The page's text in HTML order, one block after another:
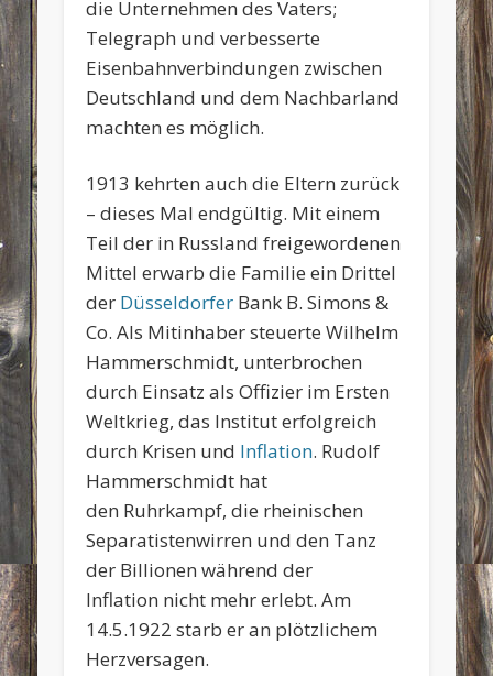
die Unternehmen des Vaters;
Telegraph und verbesserte
Eisenbahnverbindungen zwischen
Deutschland und dem Nachbarland
machten es möglich.
1913 kehrten auch die Eltern zurück
– dieses Mal endgültig. Mit einem
Teil der in Russland freigewordenen
Mittel erwarb die Familie ein Drittel
der Düsseldorfer Bank B. Simons &
Co. Als Mitinhaber steuerte Wilhelm
Hammerschmidt, unterbrochen
durch Einsatz als Offizier im Ersten
Weltkrieg, das Institut erfolgreich
durch Krisen und Inflation. Rudolf
Hammerschmidt hat
den Ruhrkampf, die rheinischen
Separatistenwirren und den Tanz
der Billionen während der
Inflation nicht mehr erlebt. Am
14.5.1922 starb er an plötzlichem
Herzversagen.